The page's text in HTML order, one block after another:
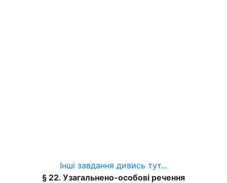
Інші завдання дивись тут...
§ 22. Узагальнено-особові речення